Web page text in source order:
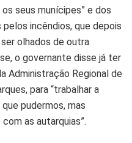
seus munícipes” e dos
incêndios, que depois
olhados de outra
o governante disse já ter
Administração Regional de
para “trabalhar a
pudermos, mas
as autarquias”.